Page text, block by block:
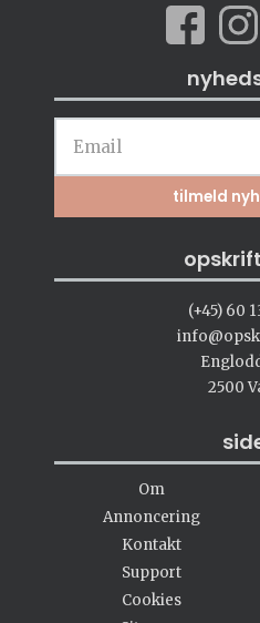
(+45) 60
2500
Om
Annoncering
Kontakt
Support
Cookies